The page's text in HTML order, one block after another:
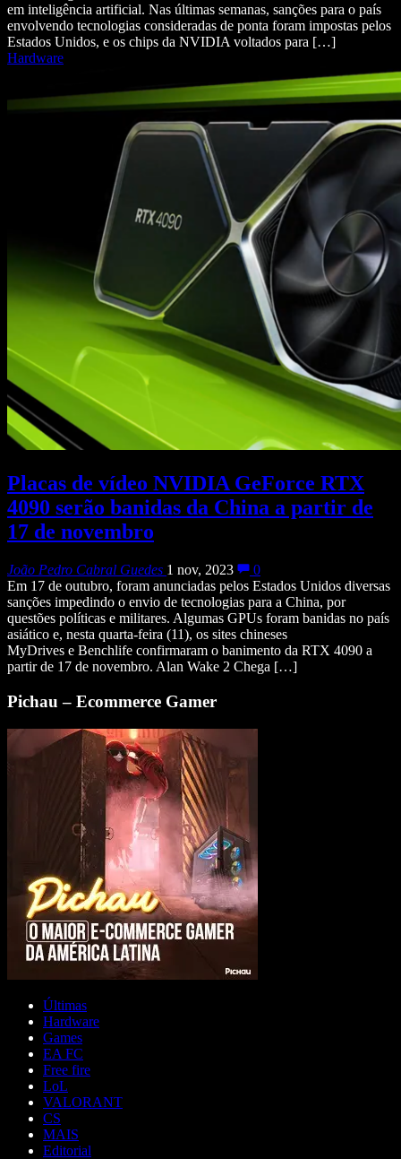
em inteligência artificial. Nas últimas semanas, sanções para o país
envolvendo tecnologias consideradas de ponta foram impostas pelos
Estados Unidos, e os chips da NVIDIA voltados para […]
Hardware
Placas de vídeo NVIDIA GeForce RTX
4090 serão banidas da China a partir de
17 de novembro
João Pedro Cabral Guedes 1 nov, 2023
0
Em 17 de outubro, foram anunciadas pelos Estados Unidos diversas
sanções impedindo o envio de tecnologias para a China, por
questões políticas e militares. Algumas GPUs foram banidas no país
asiático e, nesta quarta-feira (11), os sites chineses
MyDrives e Benchlife confirmaram o banimento da RTX 4090 a
partir de 17 de novembro. Alan Wake 2 Chega […]
Pichau – Ecommerce Gamer
Últimas
Hardware
Games
EA FC
Free fire
LoL
VALORANT
CS
MAIS
Editorial